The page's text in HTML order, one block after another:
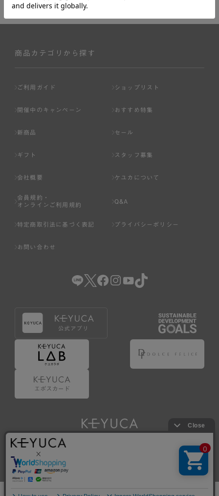
商品カテゴリから探す
ご利用ガイド ショップリスト
開催中のキャンペーン おすすめ特集
新商品 セール
ギフト スタッフ募集
会社概要 ケユカについて
会員規約・
オンラインご利用規約
Q&A
特定商取引法に基づく表記 プライバシーポリシー
お問い合わせ
Copyright © KAWAJUN Co., Ltd. All Rights Reserved.